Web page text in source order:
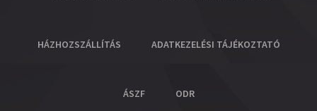
HÁZHOZSZÁLLÍTÁS ADATKEZELÉSI TÁJÉKOZTATÓ
ÁSZF ODR